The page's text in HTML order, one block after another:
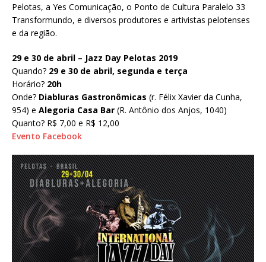
Pelotas, a Yes Comunicação, o Ponto de Cultura Paralelo 33
Transformundo, e diversos produtores e artivistas pelotenses
e da região.
29 e 30 de abril – Jazz Day Pelotas 2019
Quando? 29 e 30 de abril, segunda e terça
Horário? 20h
Onde? Diabluras Gastronômicas (r. Félix Xavier da Cunha,
954) e Alegoria Casa Bar (R. Antônio dos Anjos, 1040)
Quanto? R$ 7,00 e R$ 12,00
Evento Facebook